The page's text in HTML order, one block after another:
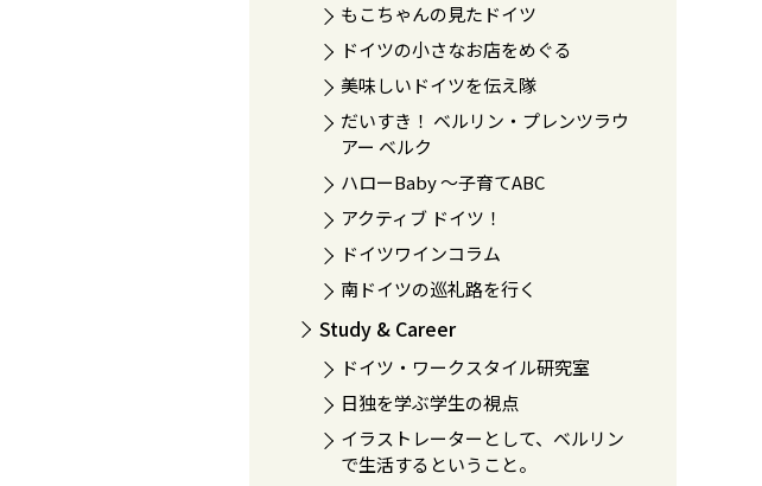
もこちゃんの見たドイツ
ドイツの小さなお店をめぐる
美味しいドイツを伝え隊
だいすき！ ベルリン・プレンツラウ
アー ベルク
ハローBaby 〜子育てABC
アクティブ ドイツ！
ドイツワインコラム
南ドイツの巡礼路を行く
Study & Career
ドイツ・ワークスタイル研究室
日独を学ぶ学生の視点
イラストレーターとして、ベルリン
で生活するということ。